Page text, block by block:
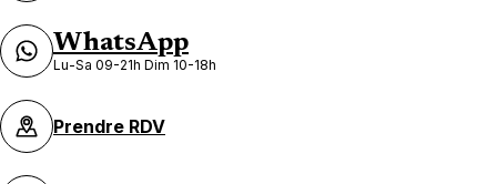
WhatsApp
Lu-Sa 09-21h Dim 10-18h
Prendre RDV